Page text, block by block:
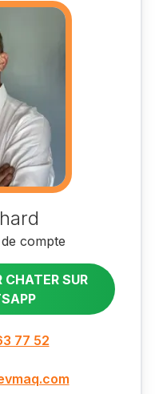
compte
CHATER SUR
77 52